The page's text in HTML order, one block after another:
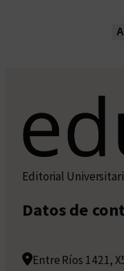
Editorial
Datos de
Entre Ríos 1421,